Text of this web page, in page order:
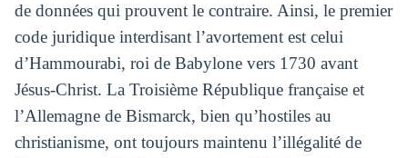
de données qui prouvent le contraire. Ainsi, le premier
code juridique interdisant l’avortement est celui
d’Hammourabi, roi de Babylone vers 1730 avant
Jésus-Christ. La Troisième République française et
l’Allemagne de Bismarck, bien qu’hostiles au
christianisme, ont toujours maintenu l’illégalité de